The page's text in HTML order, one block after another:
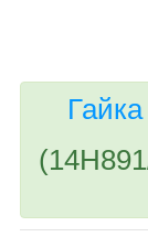
Гайка